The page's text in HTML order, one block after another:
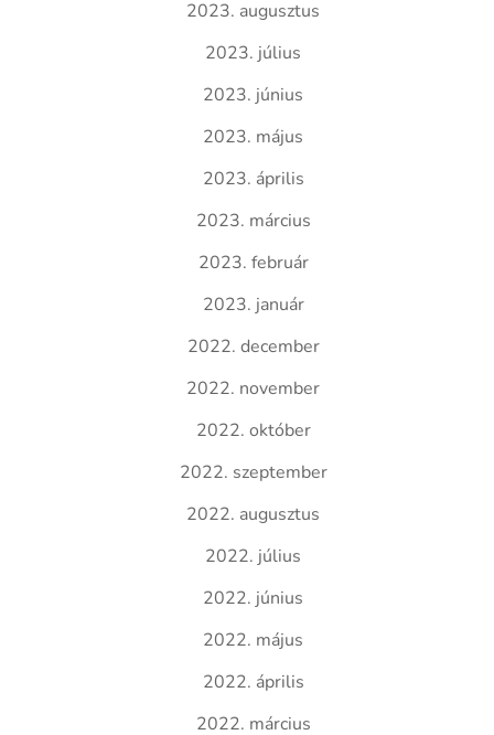
2023. augusztus
2023. július
2023. június
2023. május
2023. április
2023. március
2023. február
2023. január
2022. december
2022. november
2022. október
2022. szeptember
2022. augusztus
2022. július
2022. június
2022. május
2022. április
2022. március